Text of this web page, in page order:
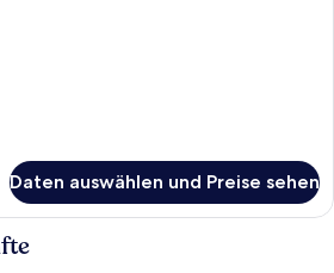
Daten auswählen und Preise sehen